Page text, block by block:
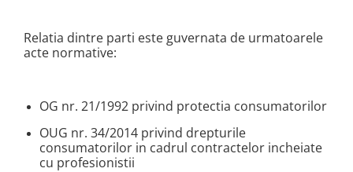
Gloss de buze
SPRANCENE
Gel pentru sprancene
Palete Contouring
Pensule Profesionale
Relatia dintre parti este guvernata de urmatoarele
acte normative:
OG nr. 21/1992 privind protectia consumatorilor
OUG nr. 34/2014 privind drepturile
consumatorilor in cadrul contractelor incheiate
cu profesionistii